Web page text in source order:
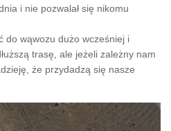
i nie pozwalał się nikomu
do wąwozu dużo wcześniej i
trasę, ale jeżeli zależny nam
że przydadzą się nasze